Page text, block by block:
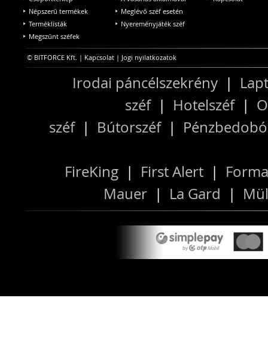
Népszerű termékek
Terméklisták
Megszűnt széfek
Meglévő széf esetén
Nyereményjáték széf
© BITFORCE Kft. | Kapcsolat | Jogi nyilatkozatok
Irodai páncélszekrény |
széf| Hotelszéf|
széf| Bútorszéf|
FireKing | First Alert |
Mauer | La Gard |